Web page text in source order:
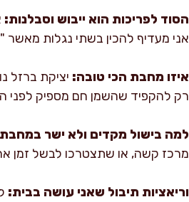
הסוד לפריכות הוא ייבוש וסבלנות:
אני מעדיף להכין בשתי נגלות מאשר
איזו מחבת הכי טובה: יציקת ברזל
רק להקפיד שהשמן חם מספיק לפני
למה בישול מקדים ולא ישר
מרכז קשה, או שתצטרכו לבשל זמן ארוך עד שהכול רך
וריאציות תיבול שאני עושה בבית: